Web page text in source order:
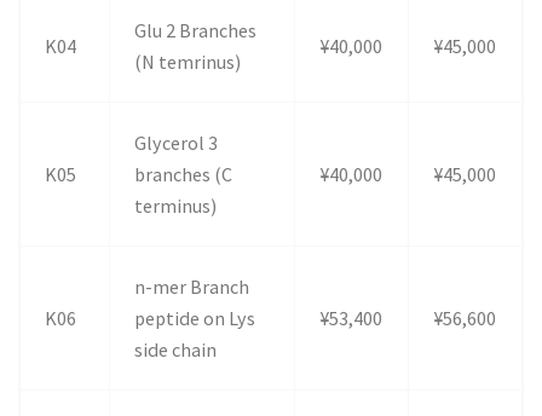
K04
Glu 2 Branches
(N temrinus)
¥40,000 ¥45,000
K05
Glycerol 3
branches (C
terminus)
¥40,000 ¥45,000
K06
n-mer Branch
peptide on Lys
side chain
¥53,400 ¥56,600